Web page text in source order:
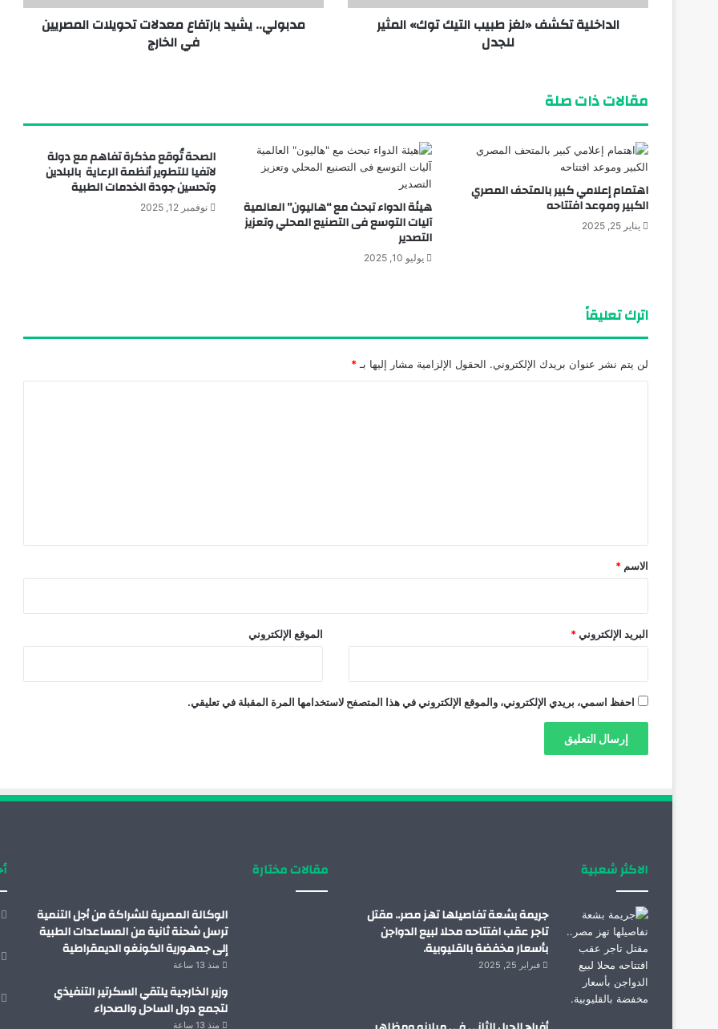
الداخلية تكشف «لغز طبيب التيك توك» المثير
للجدل
مدبولي.. يشيد بارتفاع معدلات تحويلات المصريين
في الخارج
مقالات ذات صلة
اهتمام إعلامي كبير بالمتحف المصري
الكبير وموعد افتتاحه
يناير 25, 2025
هيئة الدواء تبحث مع “هاليون” العالمية
آليات التوسع فى التصنيع المحلي وتعزيز
التصدير
يوليو 10, 2025
الصحة تُوقع مذكرة تفاهم مع دولة
لاتفيا للتطوير أنظمة الرعاية بالبلدين
وتحسين جودة الخدمات الطبية
نوفمبر 12, 2025
اترك تعليقاً
لن يتم نشر عنوان بريدك الإلكتروني. الحقول الإلزامية مشار إليها بـ *
*
الاسم *
البريد الإلكتروني * الموقع الإلكتروني
احفظ اسمي، بريدي الإلكتروني، والموقع الإلكتروني في هذا المتصفح لاستخدامها المرة المقبلة في تعليقي.
الاكثر شعبية
جريمة بشعة تفاصيلها تهز مصر.. مقتل
تاجر عقب افتتاحه محلا لبيع الدواجن
بأسعار مخفضة بالقليوبية.
فبراير 25, 2025
مقالات مختارة
الوكالة المصرية للشراكة من أجل التنمية
ترسل شحنة ثانية من المساعدات الطبية
إلى جمهورية الكونغو الديمقراطية
منذ 13 ساعة
وزير الخارجية يلتقي السكرتير التنفيذي
لتجمع دول الساحل والصحراء
منذ 13 ساعة